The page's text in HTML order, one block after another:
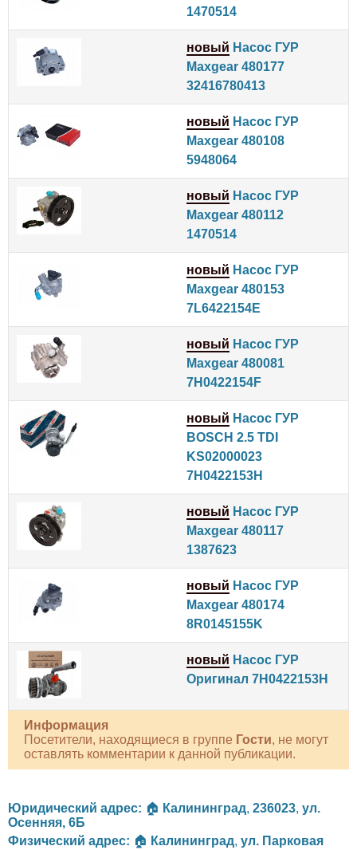
1470514
новый Насос ГУР
Maxgear 480177
32416780413
новый Насос ГУР
Maxgear 480108
5948064
новый Насос ГУР
Maxgear 480112
1470514
новый Насос ГУР
Maxgear 480153
7L6422154E
новый Насос ГУР
Maxgear 480081
7H0422154F
новый Насос ГУР
BOSCH 2.5 TDI
KS02000023
7H0422153H
новый Насос ГУР
Maxgear 480117
1387623
новый Насос ГУР
Maxgear 480174
8R0145155K
новый Насос ГУР
Оригинал 7H0422153H
Информация
Посетители, находящиеся в группе Гости, не могут
оставлять комментарии к данной публикации.
Юридический адрес: 🏠 Калининград, 236023, ул.
Осенняя, 6Б
Физический адрес: 🏠 Калининград, ул. Парковая